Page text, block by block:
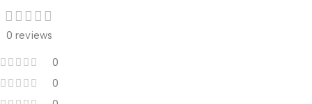
0 reviews
0
0